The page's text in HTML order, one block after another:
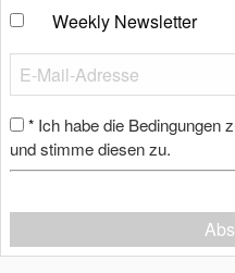
Weekly Newsletter
* Ich habe die Bedingungen
und stimme diesen zu.